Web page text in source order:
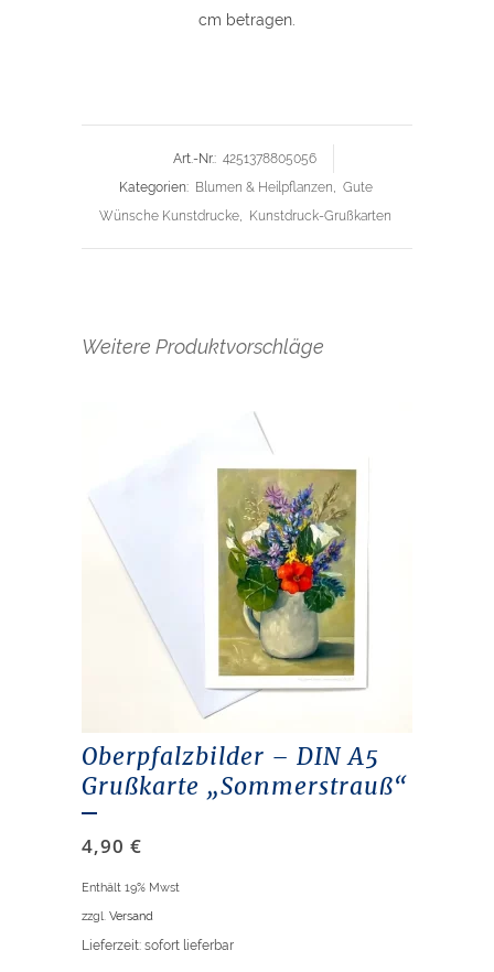
cm betragen.
Art.-Nr.: 4251378805056
Kategorien: Blumen & Heilpflanzen
Gute
Wünsche Kunstdrucke
Kunstdruck-Grußkarten
Weitere Produktvorschläge
Oberpfalzbilder – DIN A5
Grußkarte „Sommerstrauß“
4,90 €
Enthält 19% Mwst
zzgl. Versand
Lieferzeit: sofort lieferbar